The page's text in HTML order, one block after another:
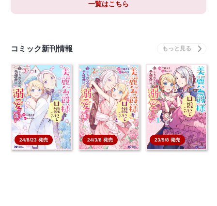
一覧はこちら
コミック新刊情報
24/8/23 発売 24/3/8 発売 23/9/8 発売